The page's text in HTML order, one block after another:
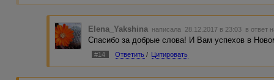
Elena_Yakshina написала 28.12.2017 в 23:03 в ответ
Спасибо за добрые слова! И Вам успехов в
#14 Ответить / Цитировать